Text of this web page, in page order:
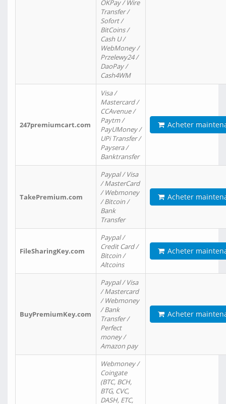
OKPay / Wire
Transfer /
Sofort /
BitCoins /
Cash U /
WebMoney /
Przelewy24 /
DaoPay /
Cash4WM
247premiumcart.com
Visa /
Mastercard /
CCAvenue /
Paytm /
PayUMoney /
UPi Transfer /
Paysera /
Banktransfer
Acheter
TakePremium.com
Paypal / Visa
/ MasterCard
/ Webmoney
/ Bitcoin /
Bank
Transfer
Acheter
FileSharingKey.com
Paypal /
Credit Card /
Bitcoin /
Altcoins
Acheter
BuyPremiumKey.com
Paypal / Visa
/ Mastercard
/ Webmoney
/ Bank
Transfer /
Perfect
money /
Amazon pay
Acheter
Webmoney /
Coingate
(BTC, BCH,
BTG, CVC,
DASH, ETC,